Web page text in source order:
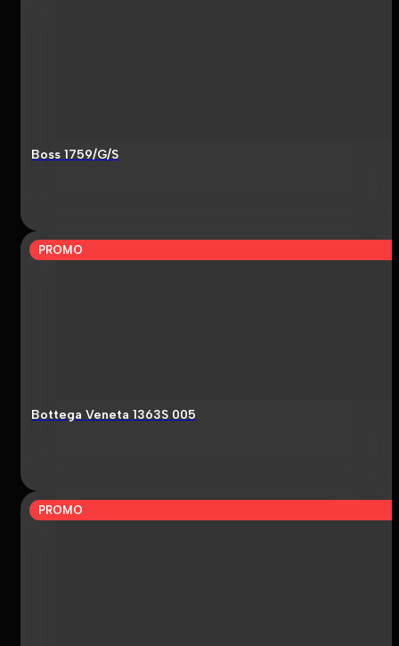
Boss 1759/G/S
PROMO
Bottega Veneta 1363S 005
PROMO